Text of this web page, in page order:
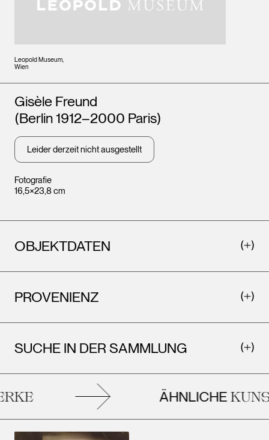
Leopold Museum,
Wien
Fotografie
16,5×23,8 cm
Künstler*innen
Gisèle Freund
(Berlin 1912–2000 Paris)
Leider derzeit nicht ausgestellt
OBJEKTDATEN
PROVENIENZ
SUCHE IN DER SAMMLUNG
ÄHNLICHE